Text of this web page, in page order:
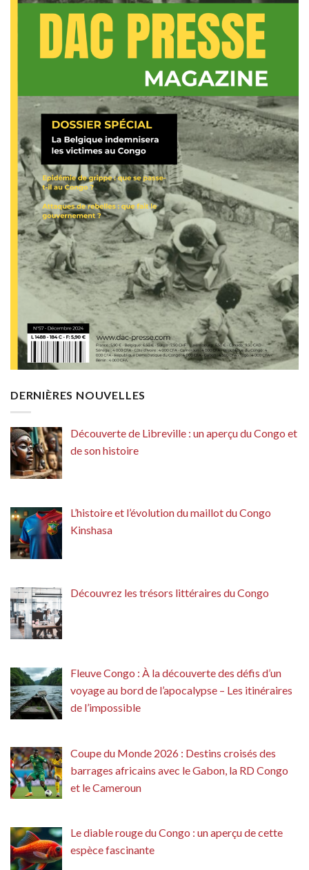
DERNIÈRES NOUVELLES
Découverte de Libreville : un aperçu du Congo et
de son histoire
L’histoire et l’évolution du maillot du Congo
Kinshasa
Découvrez les trésors littéraires du Congo
Fleuve Congo : À la découverte des défis d’un
voyage au bord de l’apocalypse – Les itinéraires
de l’impossible
Coupe du Monde 2026 : Destins croisés des
barrages africains avec le Gabon, la RD Congo
et le Cameroun
Le diable rouge du Congo : un aperçu de cette
espèce fascinante